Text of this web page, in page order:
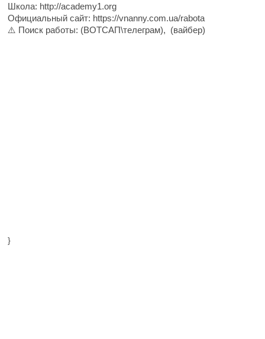
Школа: http://academy1.org
Официальный сайт: https://vnanny.com.ua/rabota
⚠️ Поиск работы: (ВОТСАП\телеграм), (вайбер)
}